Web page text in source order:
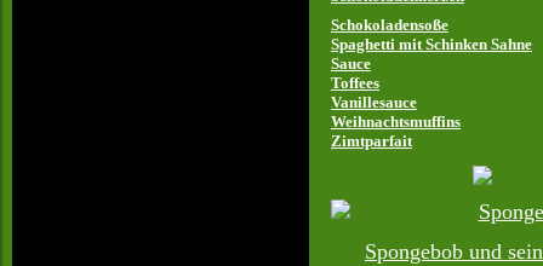
Schokoladensoße
Spaghetti mit Schinken Sahne
Sauce
Toffees
Vanillesauce
Weihnachtsmuffins
Zimtparfait
Spongebob und